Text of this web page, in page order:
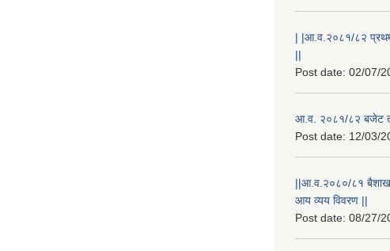
| |आ.व.२०८१/८२
||
Post date: 02/07/
आ.व. २०८१/८२ बजेट
Post date: 12/03/
||आ.व.२०८०/८१ बैशाख
आय व्यय विवरण ||
Post date: 08/27/